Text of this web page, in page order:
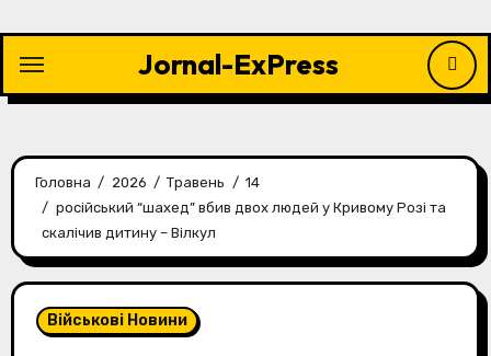
контенту
Jornal-ExPress
Головна 2026 Травень
14
російський “шахед” вбив двох людей у Кривому Розі та
скалічив дитину – Вілкул
Військові Новини